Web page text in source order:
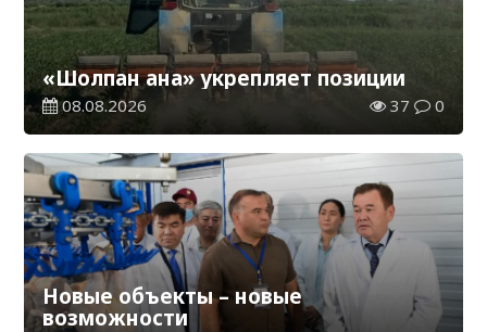
«Шолпан ана» укрепляет позиции
08.08.2026 37 0
Новые объекты – новые
возможности